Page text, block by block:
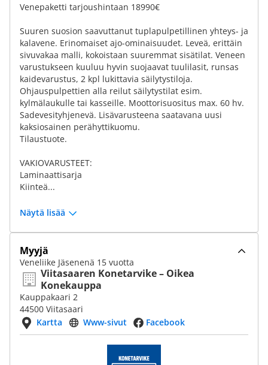
Venepaketti tarjoushintaan 18990€
Suuren suosion saavuttanut tuplapulpetillinen yhteys- ja
kalavene. Erinomaiset ajo-ominaisuudet. Leveä, erittäin
sivuvakaa malli, kokoistaan suuremmat sisätilat. Veneen
varustukseen kuuluu hyvin suojaavat tuulilasit, runsas
kaidevarustus, 2 kpl lukittavia säilytystiloja.
Ohjauspulpettien alla reilut säilytystilat esim.
kylmälaukulle tai kasseille. Moottorisuositus max. 60 hv.
Sadevesityhjenevä. Lisävarusteena saatavana uusi
kaksiosainen perähyttikuomu.
Tilaustuote.
VAKIOVARUSTEET:
Laminaattisarja
Kiinteä...
Näytä lisää
Myyjä
Veneliike Jäsenenä 15 vuotta
Viitasaaren Konetarvike – Oikea
Konekauppa
Kauppakaari 2
44500 Viitasaari
Kartta
Www-sivut Facebook